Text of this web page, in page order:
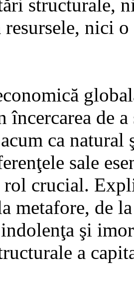
structurale,
nici
de
ca
sale
crucial.
metafore, de
şi
a